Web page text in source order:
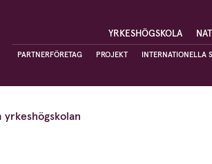
YRKESHÖGSKOLA
PARTNERFÖRETAG PROJEKT INTERNATIONELLA
yrkeshögskolan